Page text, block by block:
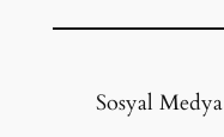
a
Sosyal Medya